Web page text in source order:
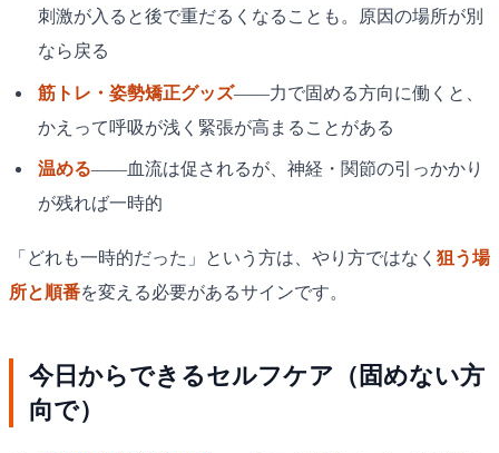
刺激が入ると後で重だるくなることも。原因の場所が別
なら戻る
筋トレ・姿勢矯正グッズ——力で固める方向に働くと、
かえって呼吸が浅く緊張が高まることがある
温める——血流は促されるが、神経・関節の引っかかり
が残れば一時的
「どれも一時的だった」という方は、やり方ではなく 狙う場
所と順番を変える必要があるサインです。
今日からできるセルフケア（固めない方
向で）